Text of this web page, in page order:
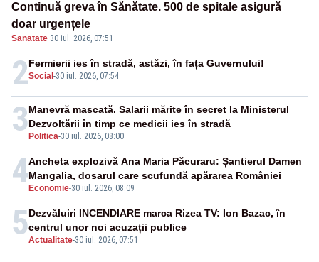
Continuă greva în Sănătate. 500 de spitale asigură
doar urgențele
Sanatate·30 iul. 2026, 07:51
2Social -30 iul. 2026, 07:54
Fermierii ies în stradă, astăzi, în fața Guvernului!
3 Politica-30 iul. 2026, 08:00
Manevră mascată. Salarii mărite în secret la Ministerul
Dezvoltării în timp ce medicii ies în stradă
4 Economie-30 iul. 2026, 08:09
Ancheta explozivă Ana Maria Păcuraru: Șantierul Damen
Mangalia, dosarul care scufundă apărarea României
5Actualitate-30 iul. 2026, 07:51
Dezvăluiri INCENDIARE marca Rizea TV: Ion Bazac, în
centrul unor noi acuzații publice